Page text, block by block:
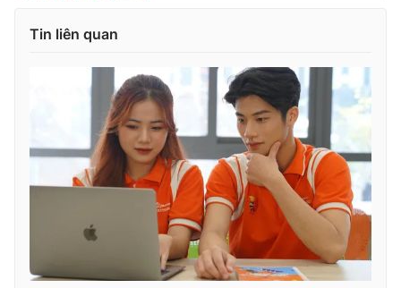
VTV Sức khoẻ Bất động sản
Thị trường 24h Tấm lòng Việt
Vươn mình bằng AI
VTV8
Liên hệ tòa soạn English
Tin liên quan